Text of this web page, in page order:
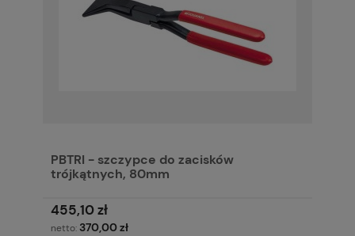
PBTRI - szczypce do zacisków
trójkątnych, 80mm
455,10 zł
netto:370,00 zł